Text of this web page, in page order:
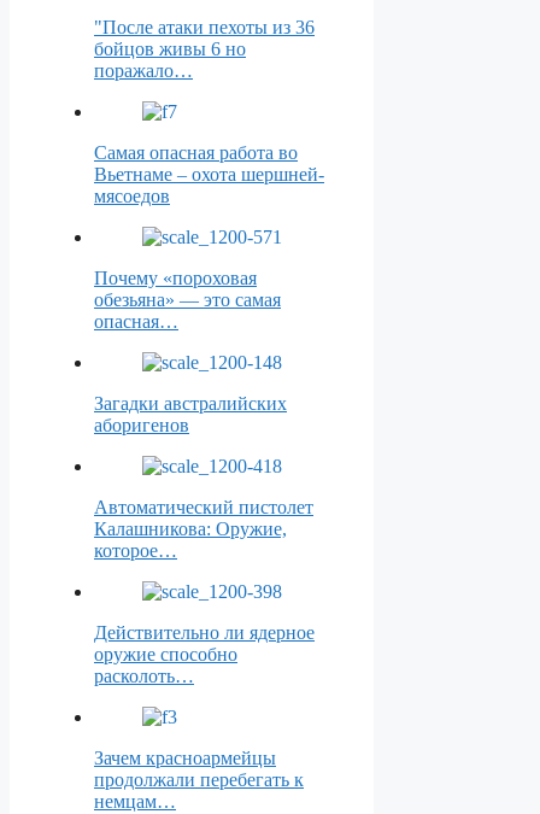
"После атаки пехоты из 36
бойцов живы 6 но
поражало…
Самая опасная работа во
Вьетнаме – охота шершней-
мясоедов
Почему «пороховая
обезьяна» — это самая
опасная…
Загадки австралийских
аборигенов
Автоматический пистолет
Калашникова: Оружие,
которое…
Действительно ли ядерное
оружие способно
расколоть…
Зачем красноармейцы
продолжали перебегать к
немцам…